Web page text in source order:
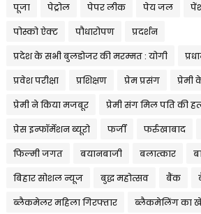
पूजा पेट्रोल पेपर लीक पेय जल
पोस्को ऐक्ट पौधारोपण प्रदर्शन
प्रदेश के सभी बुलडोजर की मरम्मत : योगी
प्रवेश परीक्षा प्रशिक्षण प्रेम प्रसंग प्रेमी
प्रेमी ने किया मजबूर प्रेमी संग मिल पति की
प्रेस इन्फॉर्मेशन ब्यूरो फर्जी फर्रुखाबाद
फिल्मी जगत बयानबाजी बलात्कार
बिहार सोशल न्यूज बुद्ध महोत्सव बैंक
ब्लैकमेलर महिला गिरफ्तार ब्लैकमेलिंग का